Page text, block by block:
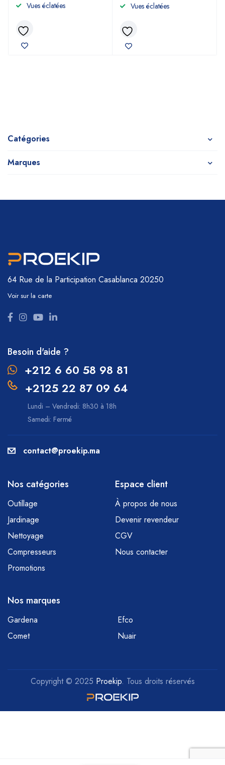
Catégories
Marques
Vues éclatées
Vues éclatées
64 Rue de la Participation Casablanca 20250
Voir sur la carte
Besoin d'aide ?
+212 6 60 58 98 81
+2125 22 87 09 64
Lundi – Vendredi: 8h30 à 18h
Samedi: Fermé
contact@proekip.ma
Nos catégories
Outillage
Jardinage
Nettoyage
Compresseurs
Promotions
Espace client
À propos de nous
Devenir revendeur
CGV
Nous contacter
Nos marques
Gardena
Efco
Comet
Nuair
Copyright © 2025 Proekip. Tous droits réservés